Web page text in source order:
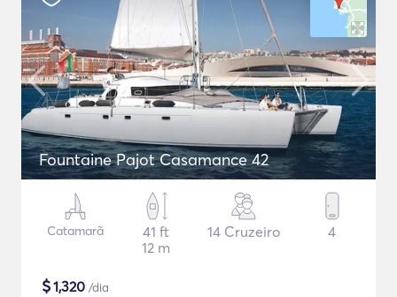
Fountaine Pajot Casamance 42
Catamarã
41 ft
12 m
14 Cruzeiro 4
$1,320 /dia